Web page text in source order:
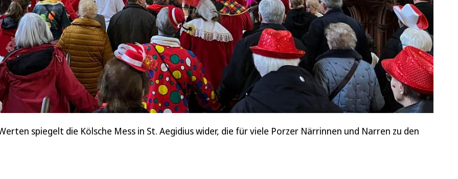
spiegelt die Kölsche Mess in St. Aegidius wider, die für viele Porzer Närrinnen und Narren zu den